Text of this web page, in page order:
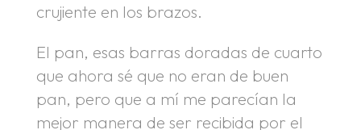
crujiente en los brazos.
El pan, esas barras doradas de cuarto
que ahora sé que no eran de buen
pan, pero que a mí me parecían la
mejor manera de ser recibida por el